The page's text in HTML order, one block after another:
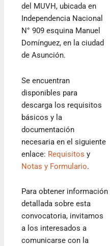
del MUVH, ubicada en
Independencia Nacional
N° 909 esquina Manuel
Domínguez, en la ciudad
de Asunción.
Se encuentran
disponibles para
descarga los requisitos
básicos y la
documentación
necesaria en el siguiente
enlace: Requisitosy
Notas y Formulario.
Para obtener información
detallada sobre esta
convocatoria, invitamos
a los interesados a
comunicarse con la